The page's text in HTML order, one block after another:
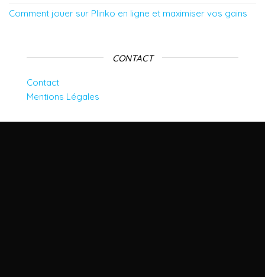
Comment jouer sur Plinko en ligne et maximiser vos gains
CONTACT
Contact
Mentions Légales